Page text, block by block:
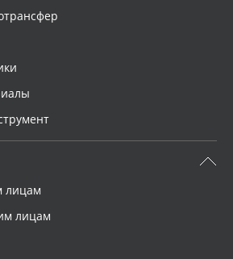
лицам
лицам